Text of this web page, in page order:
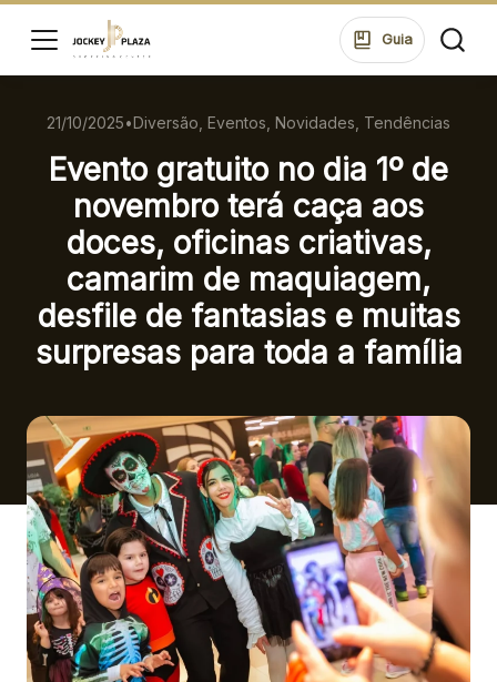
Guia
HORÁRIOS
SEG A SEXTA 10:00 ÀS 22:00
SÁB 10:00 ÀS 22:00
DOM 14:00 ÀS 20:00
SEG A SEXTA 10:00 ÀS 22:00
SÁB 10:00 ÀS 23:00
DOM 12:00 ÀS 22:00
ENDEREÇO
Rua Konrad Adenauer, 370 Tarumã – Curitiba/PR
CEP: 82821-020
Ver local
Chamar Uber
CONTATO
21/10/2025•Diversão, Eventos, Novidades, Tendências
Evento gratuito no dia 1º de
novembro terá caça aos
doces, oficinas criativas,
camarim de maquiagem,
desfile de fantasias e muitas
surpresas para toda a família
suas
no